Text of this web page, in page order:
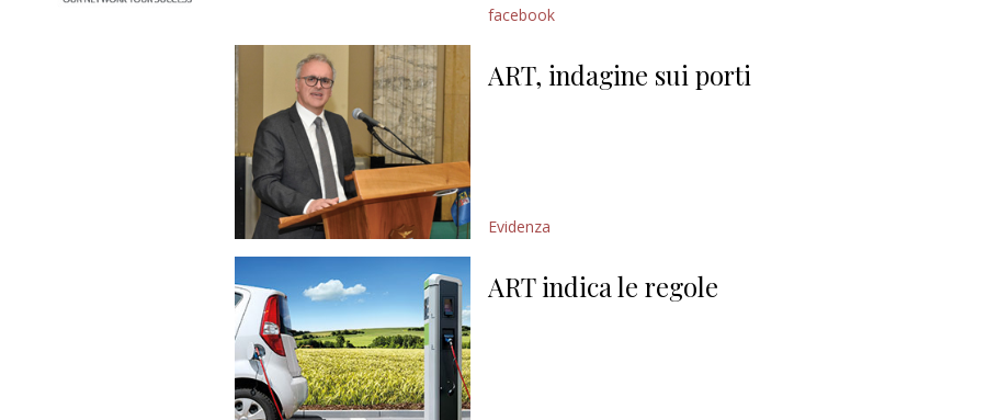
facebook
ART, indagine sui porti
Evidenza
ART indica le regole